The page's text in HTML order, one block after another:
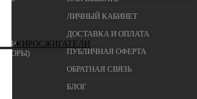
ЖИРОСЖИГАТЕЛИ
И
ЛИЧНЫЙ КАБИНЕТ
ДОСТАВКА И ОПЛАТА
ПУБЛИЧНАЯ ОФЕРТА
ОБРАТНАЯ СВЯЗЬ
БЛОГ